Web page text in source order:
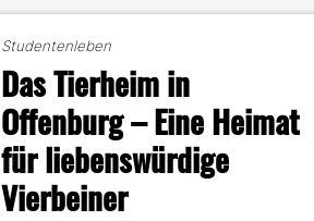
Studentenleben
Das Tierheim in
Offenburg – Eine Heimat
für liebenswürdige
Vierbeiner